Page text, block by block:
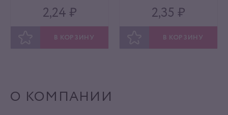
2,24 ₽
В КОРЗИНУ
2,35 ₽
В КОРЗИНУ
О КОМПАНИИ